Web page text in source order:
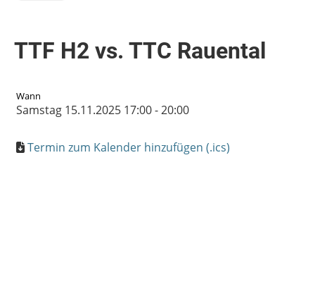
TTF H2 vs. TTC Rauental
Wann
Samstag 15.11.2025 17:00 - 20:00
Termin zum Kalender hinzufügen (.ics)